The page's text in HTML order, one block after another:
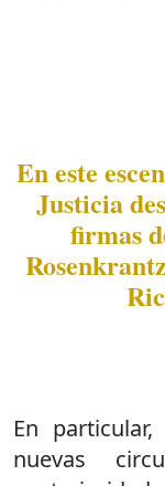
En este
Justicia
firmas
En
nuevas